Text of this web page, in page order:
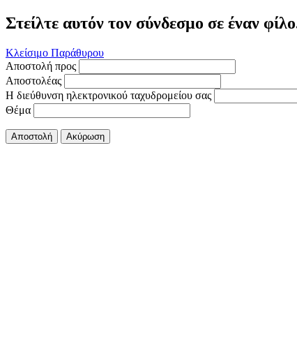
Στείλτε αυτόν τον σύνδεσμο σε έναν
Κλείσιμο Παράθυρου
Αποστολή προς
Αποστολέας
Η διεύθυνση ηλεκτρονικού ταχυδρομείου σας
Θέμα
Αποστολή Ακύρωση